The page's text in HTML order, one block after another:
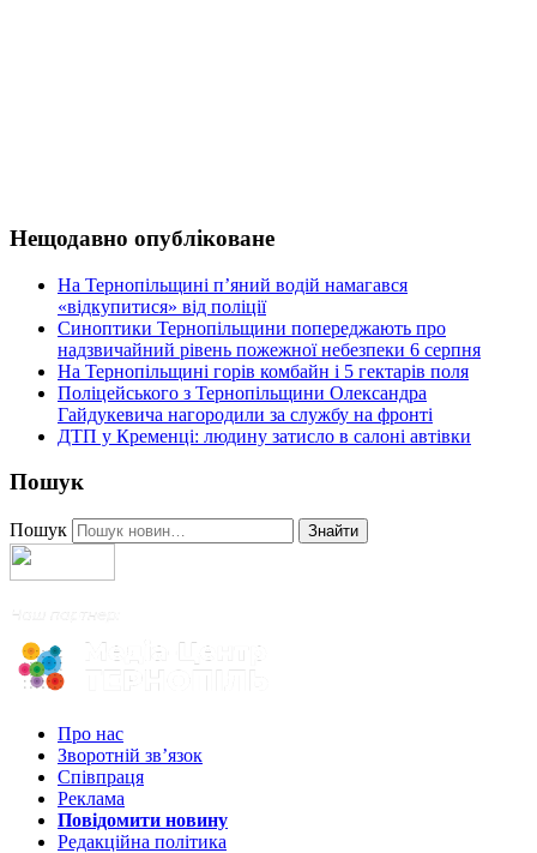
Нещодавно опубліковане
На Тернопільщині п’яний водій намагався
«відкупитися» від поліції
Синоптики Тернопільщини попереджають про
надзвичайний рівень пожежної небезпеки 6 серпня
На Тернопільщині горів комбайн і 5 гектарів поля
Поліцейського з Тернопільщини Олександра
Гайдукевича нагородили за службу на фронті
ДТП у Кременці: людину затисло в салоні автівки
Пошук
Пошук Знайти
Про нас
Зворотній зв’язок
Співпраця
Реклама
Повідомити новину
Редакційна політика